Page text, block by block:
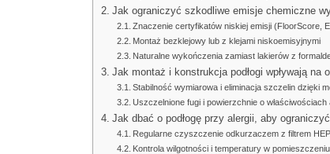
Jak ograniczyć szkodliwe emisje chemiczne
Znaczenie certyfikatów niskiej emisji (FloorScore,
Montaż bezklejowy lub z klejami niskoemisyjnymi
Naturalne wykończenia zamiast lakierów z
Jak montaż i konstrukcja podłogi wpływają na
Stabilność wymiarowa i eliminacja szczelin dzięki
Uszczelnione fugi i powierzchnie o
Jak dbać o podłogę przy alergii, aby
Regularne czyszczenie odkurzaczem z filtrem
Kontrola wilgotności i temperatury w pomieszczeniu